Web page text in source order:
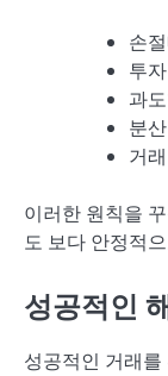
손
투
과
분
거
이러한 원칙을
도 보다 안정적
성공적인
성공적인 거래